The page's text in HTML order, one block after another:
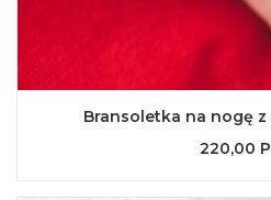
Bransoletka na nogę
220,00